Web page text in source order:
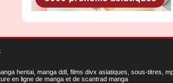
hentai, manga ddl, films divx asiatiques, sous-titres,
en ligne de manga et de scantrad manga